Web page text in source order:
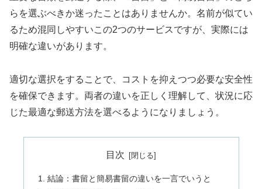
らを選ぶべきか迷ったことはありませんか。名前が似てい
るため混同しやすいこの2つのサービスですが、実際には
明確な違いがあります。
適切な選択をすることで、コストを抑えつつ必要な安全性
を確保できます。両者の違いを正しく理解して、状況に応
じた最適な郵送方法を選べるようになりましょう。
目次
結論：書留と簡易書留の違いを一言でいうと